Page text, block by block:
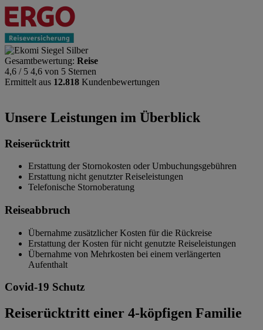
Gesamtbewertung: Reise
4,6 / 5 4,6 von 5 Sternen
Ermittelt aus 12.818 Kundenbewertungen
Unsere Leistungen im Überblick
Reiserücktritt
Erstattung der Stornokosten oder Umbuchungsgebühren
Erstattung nicht genutzter Reiseleistungen
Telefonische Stornoberatung
Reiseabbruch
Übernahme zusätzlicher Kosten für die Rückreise
Erstattung der Kosten für nicht genutzte Reiseleistungen
Übernahme von Mehrkosten bei einem verlängerten
Aufenthalt
Covid-19 Schutz
Reiserücktritt einer 4-köpfigen Familie